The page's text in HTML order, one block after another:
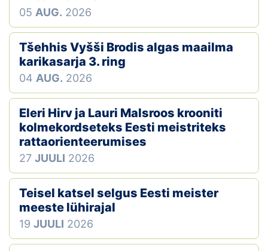
05 AUG. 2026
Tšehhis Vyšši Brodis algas maailma
karikasarja 3. ring
04 AUG. 2026
Eleri Hirv ja Lauri Malsroos krooniti
kolmekordseteks Eesti meistriteks
rattaorienteerumises
27 JUULI 2026
Teisel katsel selgus Eesti meister
meeste lühirajal
19 JUULI 2026